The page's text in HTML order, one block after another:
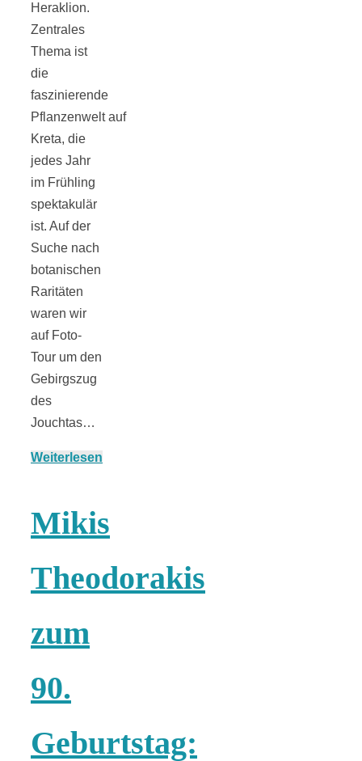
Heraklion.
Zentrales
Thema ist
die
faszinierende
Pflanzenwelt auf
Kreta, die
jedes Jahr
im Frühling
spektakulär
ist. Auf der
Suche nach
botanischen
Raritäten
waren wir
auf Foto-
Tour um den
Gebirgszug
des
Jouchtas…
Weiterlesen
Mikis
Theodorakis
zum
90.
Geburtstag: